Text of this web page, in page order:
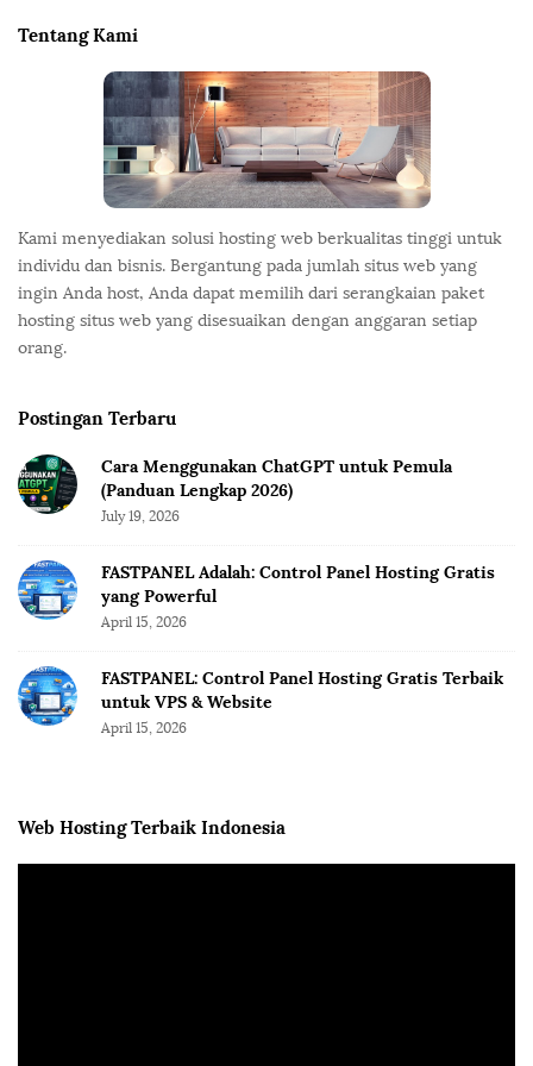
i
Tentang Kami
Kami menyediakan solusi hosting web berkualitas tinggi untuk
individu dan bisnis. Bergantung pada jumlah situs web yang
ingin Anda host, Anda dapat memilih dari serangkaian paket
hosting situs web yang disesuaikan dengan anggaran setiap
orang.
Postingan Terbaru
Cara Menggunakan ChatGPT untuk Pemula
(Panduan Lengkap 2026)
July 19, 2026
FASTPANEL Adalah: Control Panel Hosting Gratis
yang Powerful
April 15, 2026
FASTPANEL: Control Panel Hosting Gratis Terbaik
untuk VPS & Website
April 15, 2026
Web Hosting Terbaik Indonesia